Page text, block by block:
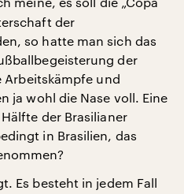
der
so hatte man sich das
der
Arbeitskämpfe und
ja wohl die Nase voll. Eine
der Brasilianer
in Brasilien, das
Es besteht in jedem Fall